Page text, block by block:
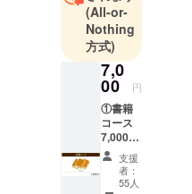
(All-or-
Nothing
方式)
7,0
00 円
①書籍
コース
7,000
円
（税
込・送
支援
者：
55人